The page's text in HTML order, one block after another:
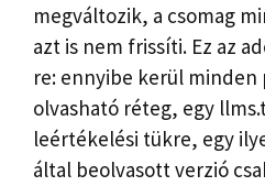
megváltozik, a csomag
azt is nem frissíti. Ez az
re: ennyibe kerül minden
olvasható réteg, egy
leértékelési tükre, egy
által beolvasott verzió